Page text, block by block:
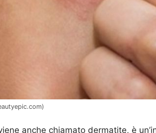
anche chiamato dermatite, è